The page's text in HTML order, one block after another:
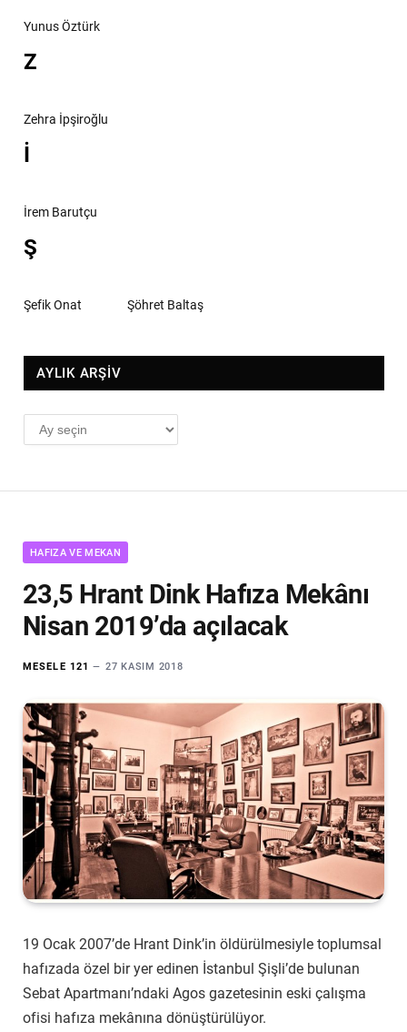
Yunus Öztürk
Z
Zehra İpşiroğlu
İ
İrem Barutçu
Ş
Şefik Onat Şöhret Baltaş
AYLIK ARŞİV
AYLIK
ARŞİV
HAFIZA VE MEKAN
23,5 Hrant Dink Hafıza Mekânı
Nisan 2019’da açılacak
MESELE 121 27 KASIM 2018
19 Ocak 2007’de Hrant Dink’in öldürülmesiyle toplumsal
hafızada özel bir yer edinen İstanbul Şişli’de bulunan
Sebat Apartmanı’ndaki Agos gazetesinin eski çalışma
ofisi hafıza mekânına dönüştürülüyor.